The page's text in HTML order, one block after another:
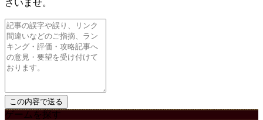
さいませ。
ゲームを探す